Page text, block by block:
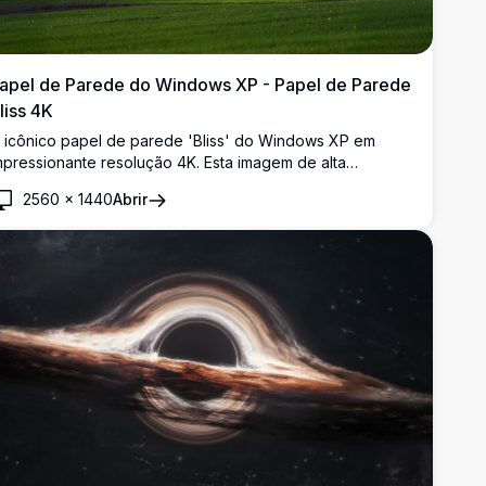
de Parede do Windows XP - Papel de Parede
4K
icônico papel de parede 'Bliss' do Windows XP em
resolução 4K. Esta imagem de alta
brilhante com nuvens brancas dispersas, lembrando o
papel de parede de desktop do Windows XP.
para telas modernas de alta resolução.
2560 × 1440Abrir